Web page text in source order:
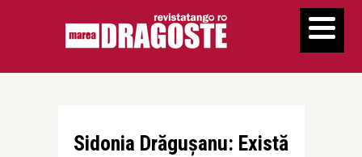
Sidonia Drăgușanu: Există